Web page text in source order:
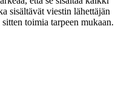
sisältävät viestin lähettäjän
toimia tarpeen mukaan.